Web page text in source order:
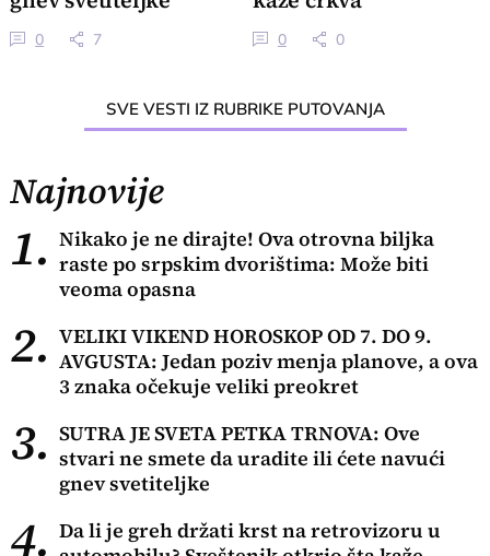
0 7 0 0
SVE VESTI IZ RUBRIKE PUTOVANJA
Najnovije
1. Nikako je ne dirajte! Ova otrovna biljka
raste po srpskim dvorištima: Može biti
veoma opasna
2. VELIKI VIKEND HOROSKOP OD 7. DO 9.
AVGUSTA: Jedan poziv menja planove, a ova
3 znaka očekuje veliki preokret
3. SUTRA JE SVETA PETKA TRNOVA: Ove
stvari ne smete da uradite ili ćete navući
gnev svetiteljke
4. Da li je greh držati krst na retrovizoru u